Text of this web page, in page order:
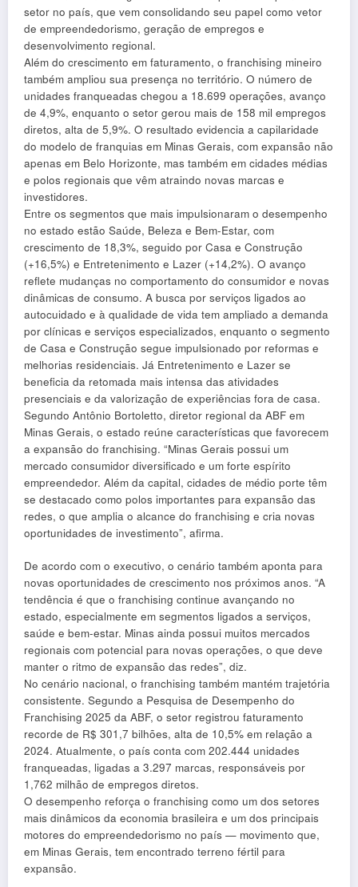
setor no país, que vem consolidando seu papel como vetor
de empreendedorismo, geração de empregos e
desenvolvimento regional.
Além do crescimento em faturamento, o franchising mineiro
também ampliou sua presença no território. O número de
unidades franqueadas chegou a 18.699 operações, avanço
de 4,9%, enquanto o setor gerou mais de 158 mil empregos
diretos, alta de 5,9%. O resultado evidencia a capilaridade
do modelo de franquias em Minas Gerais, com expansão não
apenas em Belo Horizonte, mas também em cidades médias
e polos regionais que vêm atraindo novas marcas e
investidores.
Entre os segmentos que mais impulsionaram o desempenho
no estado estão Saúde, Beleza e Bem-Estar, com
crescimento de 18,3%, seguido por Casa e Construção
(+16,5%) e Entretenimento e Lazer (+14,2%). O avanço
reflete mudanças no comportamento do consumidor e novas
dinâmicas de consumo. A busca por serviços ligados ao
autocuidado e à qualidade de vida tem ampliado a demanda
por clínicas e serviços especializados, enquanto o segmento
de Casa e Construção segue impulsionado por reformas e
melhorias residenciais. Já Entretenimento e Lazer se
beneficia da retomada mais intensa das atividades
presenciais e da valorização de experiências fora de casa.
Segundo Antônio Bortoletto, diretor regional da ABF em
Minas Gerais, o estado reúne características que favorecem
a expansão do franchising. “Minas Gerais possui um
mercado consumidor diversificado e um forte espírito
empreendedor. Além da capital, cidades de médio porte têm
se destacado como polos importantes para expansão das
redes, o que amplia o alcance do franchising e cria novas
oportunidades de investimento”, afirma.
De acordo com o executivo, o cenário também aponta para
novas oportunidades de crescimento nos próximos anos. “A
tendência é que o franchising continue avançando no
estado, especialmente em segmentos ligados a serviços,
saúde e bem-estar. Minas ainda possui muitos mercados
regionais com potencial para novas operações, o que deve
manter o ritmo de expansão das redes”, diz.
No cenário nacional, o franchising também mantém trajetória
consistente. Segundo a Pesquisa de Desempenho do
Franchising 2025 da ABF, o setor registrou faturamento
recorde de R$ 301,7 bilhões, alta de 10,5% em relação a
2024. Atualmente, o país conta com 202.444 unidades
franqueadas, ligadas a 3.297 marcas, responsáveis por
1,762 milhão de empregos diretos.
O desempenho reforça o franchising como um dos setores
mais dinâmicos da economia brasileira e um dos principais
motores do empreendedorismo no país — movimento que,
em Minas Gerais, tem encontrado terreno fértil para
expansão.